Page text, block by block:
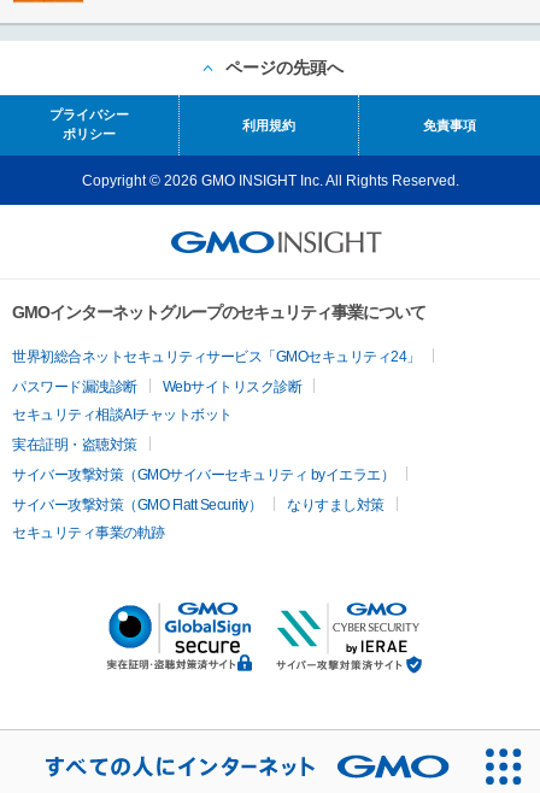
ページの先頭へ
プライバシー
ポリシー
利用規約 免責事項
Copyright © 2026 GMO INSIGHT Inc. All Rights Reserved.
GMOインターネットグループのセキュリティ事業について
世界初総合ネットセキュリティサービス「GMOセキュリティ24」
パスワード漏洩診断
Webサイトリスク診断
セキュリティ相談AIチャットボット
実在証明・盗聴対策
サイバー攻撃対策（GMOサイバーセキュリティ byイエラエ）
サイバー攻撃対策（GMO Flatt Security）
なりすまし対策
セキュリティ事業の軌跡